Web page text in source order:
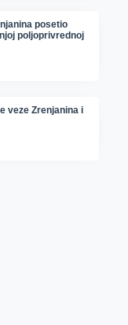
posetio
poljoprivrednoj
veze Zrenjanina i